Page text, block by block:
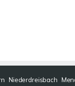
Niederdreisbach